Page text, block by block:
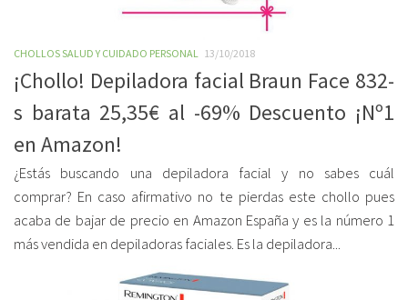
CHOLLOS SALUD Y CUIDADO PERSONAL 13/10/2018
¡Chollo! Depiladora facial Braun Face 832-
s barata 25,35€ al -69% Descuento ¡Nº1
en Amazon!
¿Estás buscando una depiladora facial y no sabes cuál
comprar? En caso afirmativo no te pierdas este chollo pues
acaba de bajar de precio en Amazon España y es la número 1
más vendida en depiladoras faciales. Es la depiladora...